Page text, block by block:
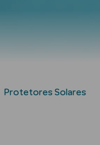
Protetores Solares